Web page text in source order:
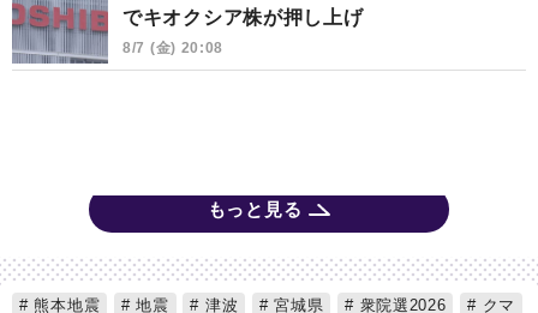
でキオクシア株が押し上げ
8/7 (金) 20:08
もっと見る
熊本地震 地震 津波 宮城県 衆院選2026
クマ